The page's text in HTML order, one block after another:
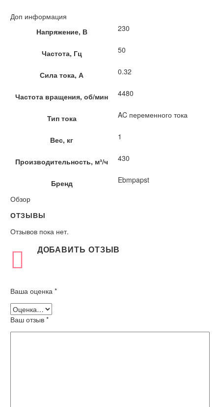
Доп информация
Напряжение, В
230
Частота, Гц 50
Сила тока, А 0.32
Частота вращения, об/мин 4480
Тип тока AC переменного тока
Вес, кг 1
Производительность, м³/ч 430
Бренд
Ebmpapst
Обзор
ОТЗЫВЫ
Отзывов пока нет.
ДОБАВИТЬ ОТЗЫВ
Ваша оценка *
Ваш отзыв *